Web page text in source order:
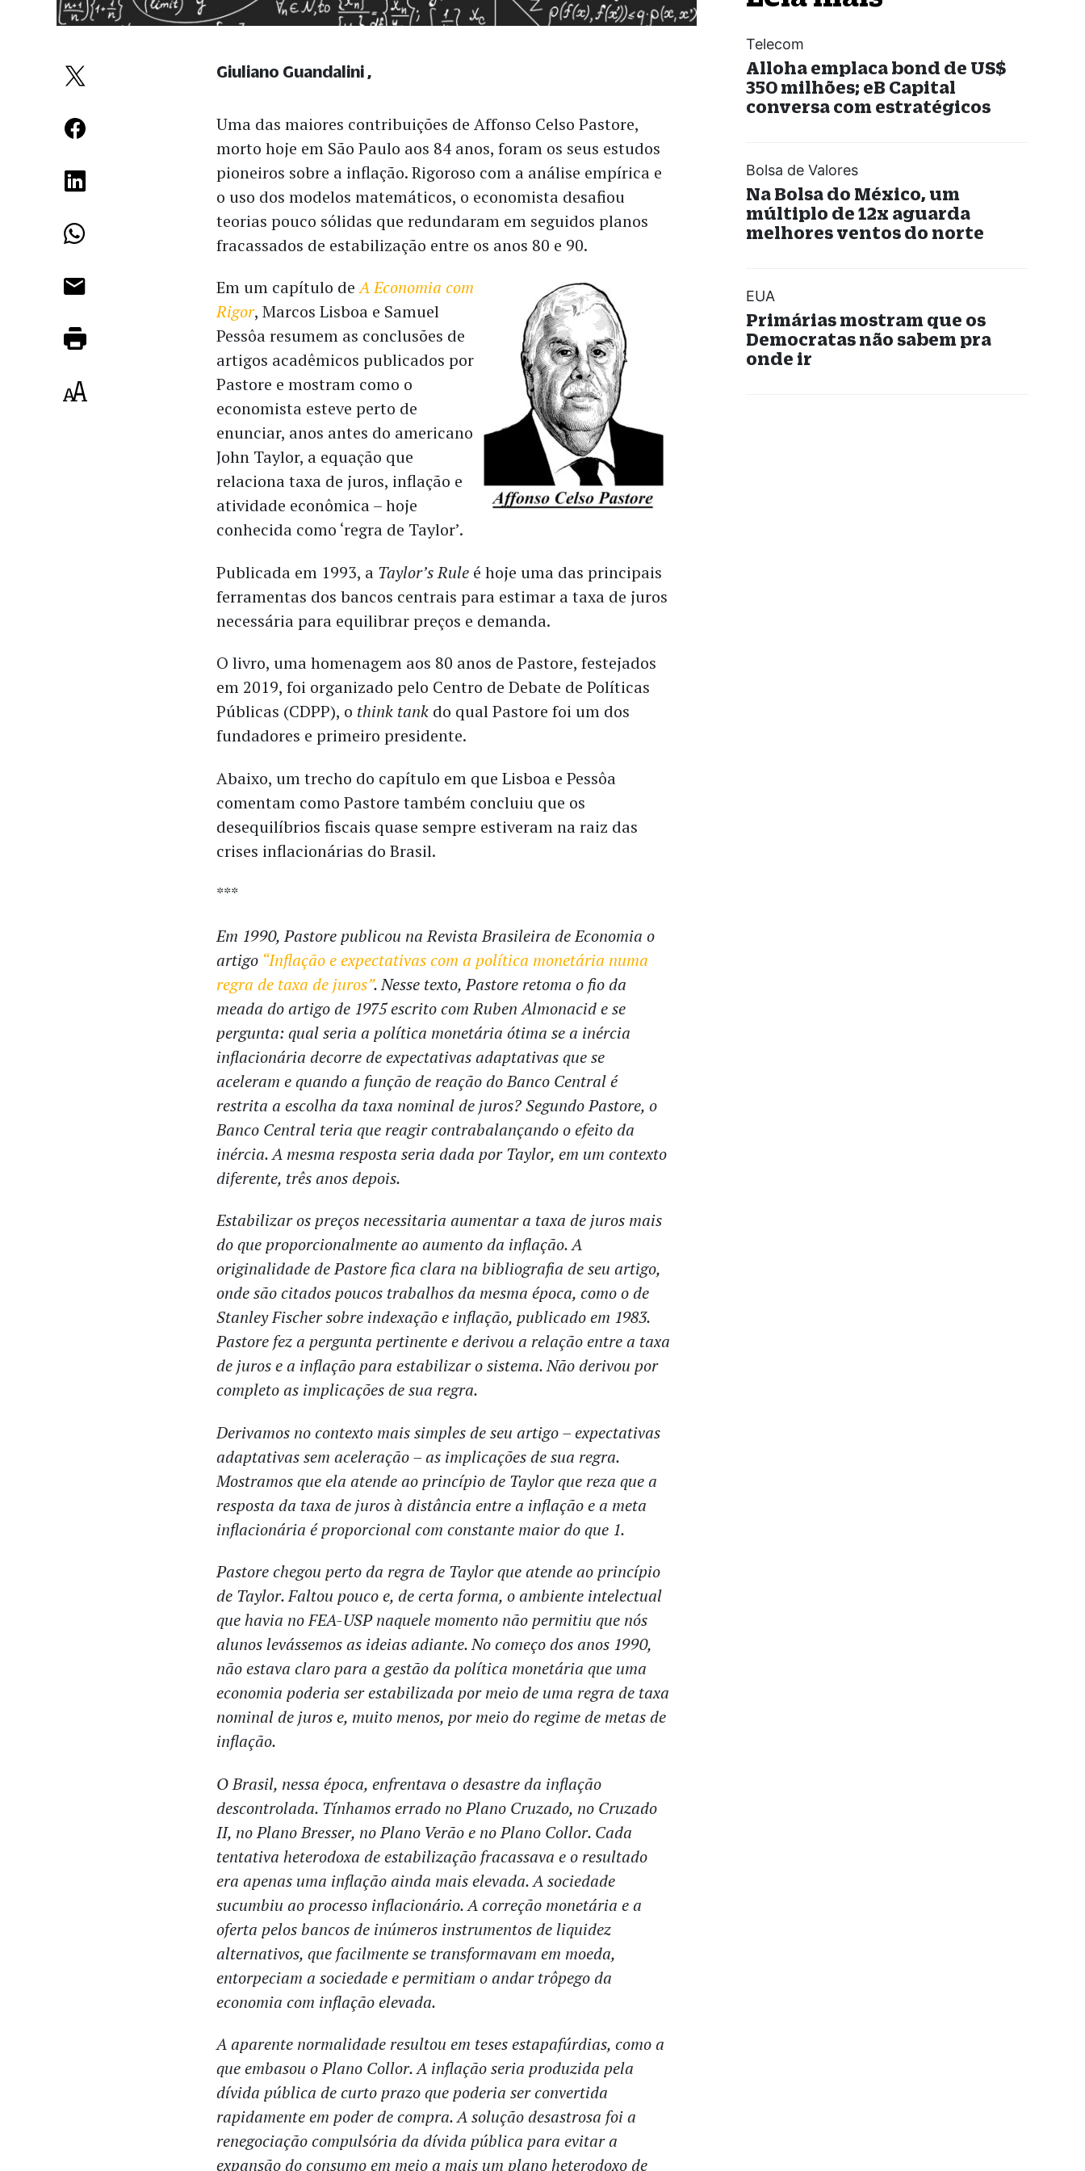
Uma das maiores contribuições de Affonso Celso Pastore,
morto hoje em São Paulo aos 84 anos, foram os seus estudos
pioneiros sobre a inflação. Rigoroso com a análise empírica e
o uso dos modelos matemáticos, o economista desafiou
teorias pouco sólidas que redundaram em seguidos planos
fracassados de estabilização entre os anos 80 e 90.
Em um capítulo deA Economia com
Rigor, Marcos Lisboa e Samuel
Pessôa resumem as conclusões de
artigos acadêmicos publicados por
Pastore e mostram como o
economista esteve perto de
enunciar, anos antes do americano
John Taylor, a equação que
relaciona taxa de juros, inflação e
atividade econômica – hoje
conhecida como ‘regra de Taylor’.
Publicada em 1993, a Taylor’s Rule é hoje uma das principais
ferramentas dos bancos centrais para estimar a taxa de juros
necessária para equilibrar preços e demanda.
O livro, uma homenagem aos 80 anos de Pastore, festejados
em 2019, foi organizado pelo Centro de Debate de Políticas
Públicas (CDPP), o think tank do qual Pastore foi um dos
fundadores e primeiro presidente.
Abaixo, um trecho do capítulo em que Lisboa e Pessôa
comentam como Pastore também concluiu que os
desequilíbrios fiscais quase sempre estiveram na raiz das
crises inflacionárias do Brasil.
***
Em 1990, Pastore publicou naRevista Brasileira de Economia o
artigo “Inflação e expectativas com a política monetária numa
regra de taxa de juros”. Nesse texto, Pastore retoma o fio da
meada do artigo de 1975 escrito com Ruben Almonacid e se
pergunta: qual seria a política monetária ótima se a inércia
inflacionária decorre de expectativas adaptativas que se
aceleram e quando a função de reação do Banco Central é
restrita a escolha da taxa nominal de juros? Segundo Pastore, o
Banco Central teria que reagir contrabalançando o efeito da
inércia. A mesma resposta seria dada por Taylor, em um contexto
diferente, três anos depois.
Estabilizar os preços necessitaria aumentar a taxa de juros mais
do que proporcionalmente ao aumento da inflação. A
originalidade de Pastore fica clara na bibliografia de seu artigo,
onde são citados poucos trabalhos da mesma época, como o de
Stanley Fischer sobre indexação e inflação, publicado em 1983.
Pastore fez a pergunta pertinente e derivou a relação entre a taxa
de juros e a inflação para estabilizar o sistema. Não derivou por
completo as implicações de sua regra.
Derivamos no contexto mais simples de seu artigo – expectativas
adaptativas sem aceleração – as implicações de sua regra.
Mostramos que ela atende ao princípio de Taylor que reza que a
resposta da taxa de juros à distância entre a inflação e a meta
inflacionária é proporcional com constante maior do que 1.
Pastore chegou perto da regra de Taylor que atende ao princípio
de Taylor. Faltou pouco e, de certa forma, o ambiente intelectual
que havia no FEA-USP naquele momento não permitiu que nós
alunos levássemos as ideias adiante. No começo dos anos 1990,
não estava claro para a gestão da política monetária que uma
economia poderia ser estabilizada por meio de uma regra de taxa
nominal de juros e, muito menos, por meio do regime de metas de
inflação.
O Brasil, nessa época, enfrentava o desastre da inflação
descontrolada. Tínhamos errado no Plano Cruzado, no Cruzado
II, no Plano Bresser, no Plano Verão e no Plano Collor. Cada
tentativa heterodoxa de estabilização fracassava e o resultado
era apenas uma inflação ainda mais elevada. A sociedade
sucumbiu ao processo inflacionário. A correção monetária e a
oferta pelos bancos de inúmeros instrumentos de liquidez
alternativos, que facilmente se transformavam em moeda,
entorpeciam a sociedade e permitiam o andar trôpego da
economia com inflação elevada.
A aparente normalidade resultou em teses estapafúrdias, como a
que embasou o Plano Collor. A inflação seria produzida pela
dívida pública de curto prazo que poderia ser convertida
rapidamente em poder de compra. A solução desastrosa foi a
renegociação compulsória da dívida pública para evitar a
expansão do consumo em meio a mais um plano heterodoxo de
Giuliano Guandalini
Telecom
Alloha emplaca bond de US$
350 milhões; eB Capital
conversa com estratégicos
Bolsa de Valores
Na Bolsa do México, um
múltiplo de 12x aguarda
melhores ventos do norte
EUA
Primárias mostram que os
Democratas não sabem pra
onde ir